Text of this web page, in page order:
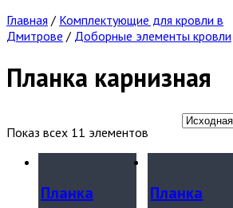
Главная / Комплектующие для кровли в
Дмитрове / Доборные элементы кровли
Планка карнизная
Показ всех 11 элементов
Планка
Планка